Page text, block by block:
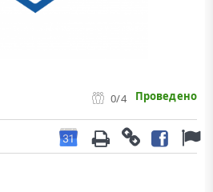
0/4 Проведено